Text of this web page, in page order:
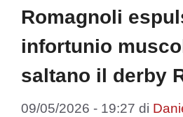
Romagnoli
infortunio
saltano il derby
09/05/2026 - 19:27 di